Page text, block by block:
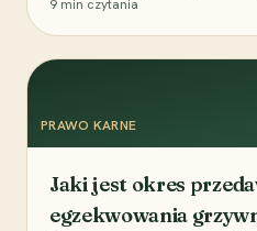
9 min czytania
PRAWO KARNE
Jaki jest okres
egzekwowania